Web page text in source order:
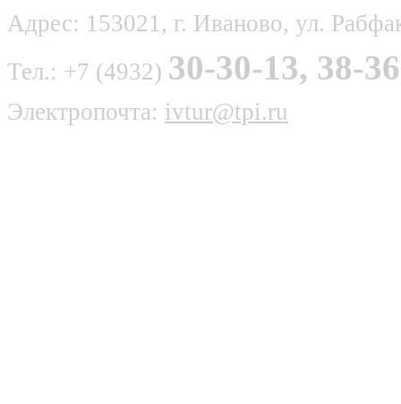
Адрес: 153021, г. Иваново, ул.
Тел.: +7 (4932) 30-30-13, 38-
Электропочта: ivtur@tpi.ru